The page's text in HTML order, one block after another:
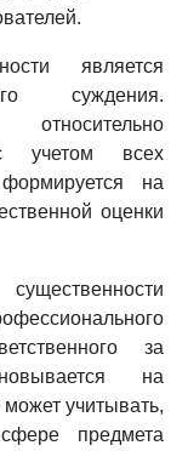
является
суждения.
с учетом всех
на
оценки
за
на
учитывать,
предмета